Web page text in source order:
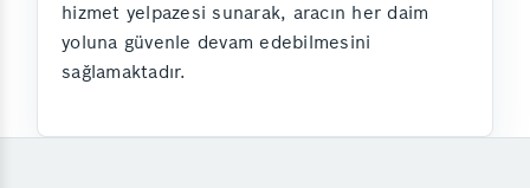
hizmet yelpazesi sunarak, aracın her daim
yoluna güvenle devam edebilmesini
sağlamaktadır.